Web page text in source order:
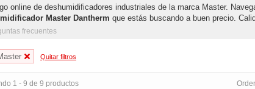
online de deshumidificadores industriales de la marca Master.
Master Dantherm que estás buscando a buen precio.
frecuentes
Quitar filtros
1 - 9 de 9 productos